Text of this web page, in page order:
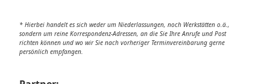
* Hierbei handelt es sich weder um Niederlassungen, noch Werkstätten o.ä.,
sondern um reine Korrespondenz-Adressen, an die Sie Ihre Anrufe und Post
richten können und wo wir Sie nach vorheriger Terminvereinbarung gerne
persönlich empfangen.